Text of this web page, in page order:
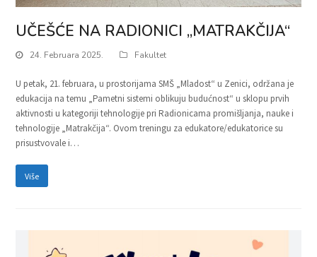
UČEŠĆE NA RADIONICI „MATRAKČIJA“
24. Februara 2025. Fakultet
U petak, 21. februara, u prostorijama SMŠ „Mladost“ u Zenici, održana je
edukacija na temu „Pametni sistemi oblikuju budućnost“ u sklopu prvih
aktivnosti u kategoriji tehnologije pri Radionicama promišljanja, nauke i
tehnologije „Matrakčija“. Ovom treningu za edukatore/edukatorice su
prisustvovale i…
Više